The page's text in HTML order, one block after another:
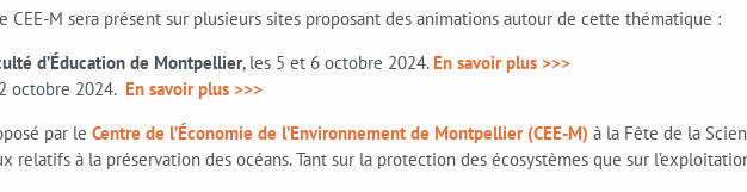
CEE-M sera présent sur plusieurs sites proposant des animations autour de cette thématique :
d’Éducation de Montpellier, les 5 et 6 octobre 2024. En savoir plus >>>
octobre 2024. En savoir plus >>>
par le Centre de l’Économie de l’Environnement de Montpellier (CEE-M) à la Fête de la
à la préservation des océans. Tant sur la protection des écosystèmes que sur